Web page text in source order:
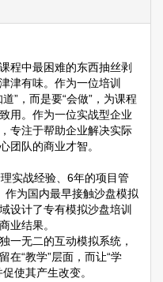
程中最困难的东西抽丝剥
津有味。作为一位培训
”，而是要“会做”，为课程
用。作为一位实战型企业
专注于帮助企业解决实际
团队的商业才智。
实战经验、6年的项目管
为国内最早接触沙盘模拟
设计了专有模拟沙盘培训
业结果。
一无二的互动模拟系统，
在“教学”层面，而让“学
使其产生改变。